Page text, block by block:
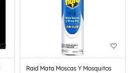
Raid Mata Moscas Y Mosquitos